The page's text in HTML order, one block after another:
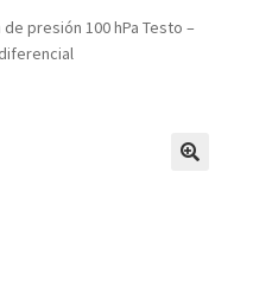
de presión 100 hPa Testo –